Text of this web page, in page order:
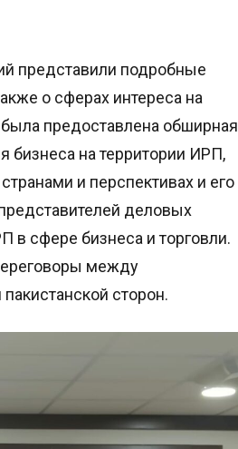
представили подробные
о сферах интереса на
предоставлена обширная
бизнеса на территории ИРП,
и перспективах и его
деловых
в сфере бизнеса и торговли.
между
сторон.